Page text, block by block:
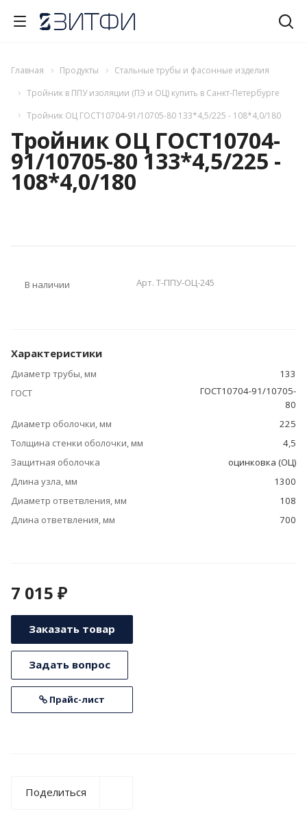
Главная Продукты
Стальные трубы и фасонные изделия
Тройник в ППУ изоляции (ПЭ и ОЦ) купить в Санкт-Петербурге
Тройник ОЦ ГОСТ10704-91/10705-80 133*4,5/225 - 108*4,0/180
Тройник ОЦ ГОСТ10704-
91/10705-80 133*4,5/225 -
108*4,0/180
В наличии Арт. T-ППУ-ОЦ-245
Характеристики
Диаметр трубы, мм
133
ГОСТ
ГОСТ10704-91/10705-
80
Диаметр оболочки, мм
225
Толщина стенки оболочки, мм
4,5
Защитная оболочка
оцинковка (ОЦ)
Длина узла, мм
1300
Диаметр ответвления, мм
108
Длина ответвления, мм
700
7 015 ₽
Заказать товар
Задать вопрос
Прайс-лист
Поделиться